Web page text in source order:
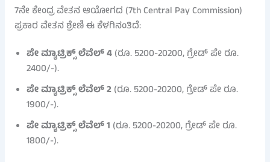
7ನೇ ಕೇಂದ್ರ ವೇತನ ಆಯೋಗದ (7th Central Pay Commission)
ಪ್ರಕಾರ ವೇತನ ಶ್ರೇಣಿ ಈ ಕೆಳಗಿನಂತಿದೆ:
ಪೇ ಮ್ಯಾಟ್ರಿಕ್ಸ್ ಲೆವೆಲ್ 4(ರೂ. 5200-20200, ಗ್ರೇಡ್ ಪೇ ರೂ.
2400/-).
ಪೇ ಮ್ಯಾಟ್ರಿಕ್ಸ್ ಲೆವೆಲ್ 2(ರೂ. 5200-20200, ಗ್ರೇಡ್ ಪೇ ರೂ.
1900/-).
ಪೇ ಮ್ಯಾಟ್ರಿಕ್ಸ್ ಲೆವೆಲ್ 1 (ರೂ. 5200-20200, ಗ್ರೇಡ್ ಪೇ ರೂ.
1800/-).